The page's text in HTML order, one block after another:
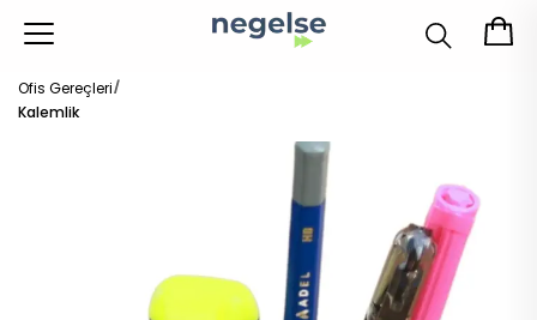
Ofis Gereçleri
Kalemlik